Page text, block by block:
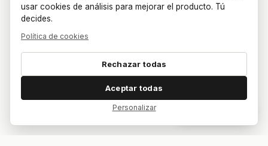
usar cookies de análisis para mejorar el producto. Tú
decides.
Política de cookies
Rechazar todas
Aceptar todas
Personalizar